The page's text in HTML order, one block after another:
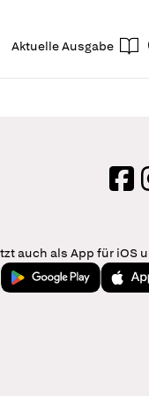
Aktuelle Ausgabe
login
auch als App für iOS
Jetzt bei Google Play
Laden